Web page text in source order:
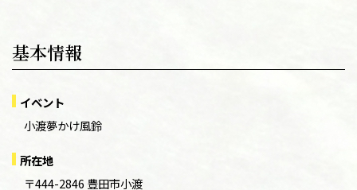
基本情報
イベント
小渡夢かけ風鈴
所在地
〒444-2846 豊田市小渡